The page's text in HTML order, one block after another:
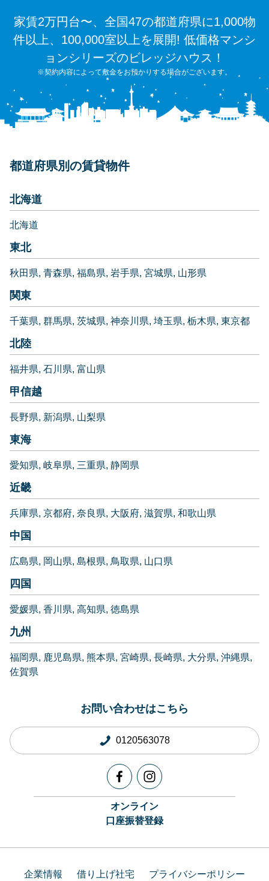
家賃2万円台〜、全国47の都道府県に1,000物
件以上、100,000室以上を展開! 低価格マンシ
ョンシリーズのビレッジハウス！
※契約内容によって敷金をお預かりする場合がございます。
都道府県別の賃貸物件
北海道
北海道
東北
秋田県 青森県 福島県 岩手県 宮城県 山形県
関東
千葉県 群馬県 茨城県 神奈川県 埼玉県 栃木県 東京都
北陸
福井県 石川県 富山県
甲信越
長野県 新潟県 山梨県
東海
愛知県 岐阜県 三重県 静岡県
近畿
兵庫県 京都府 奈良県 大阪府 滋賀県 和歌山県
中国
広島県 岡山県 島根県 鳥取県 山口県
四国
愛媛県 香川県 高知県 徳島県
九州
福岡県 鹿児島県 熊本県 宮崎県 長崎県 大分県 沖縄県
佐賀県
お問い合わせはこちら
0120563078
オンライン
口座振替登録
企業情報 借り上げ社宅 プライバシーポリシー